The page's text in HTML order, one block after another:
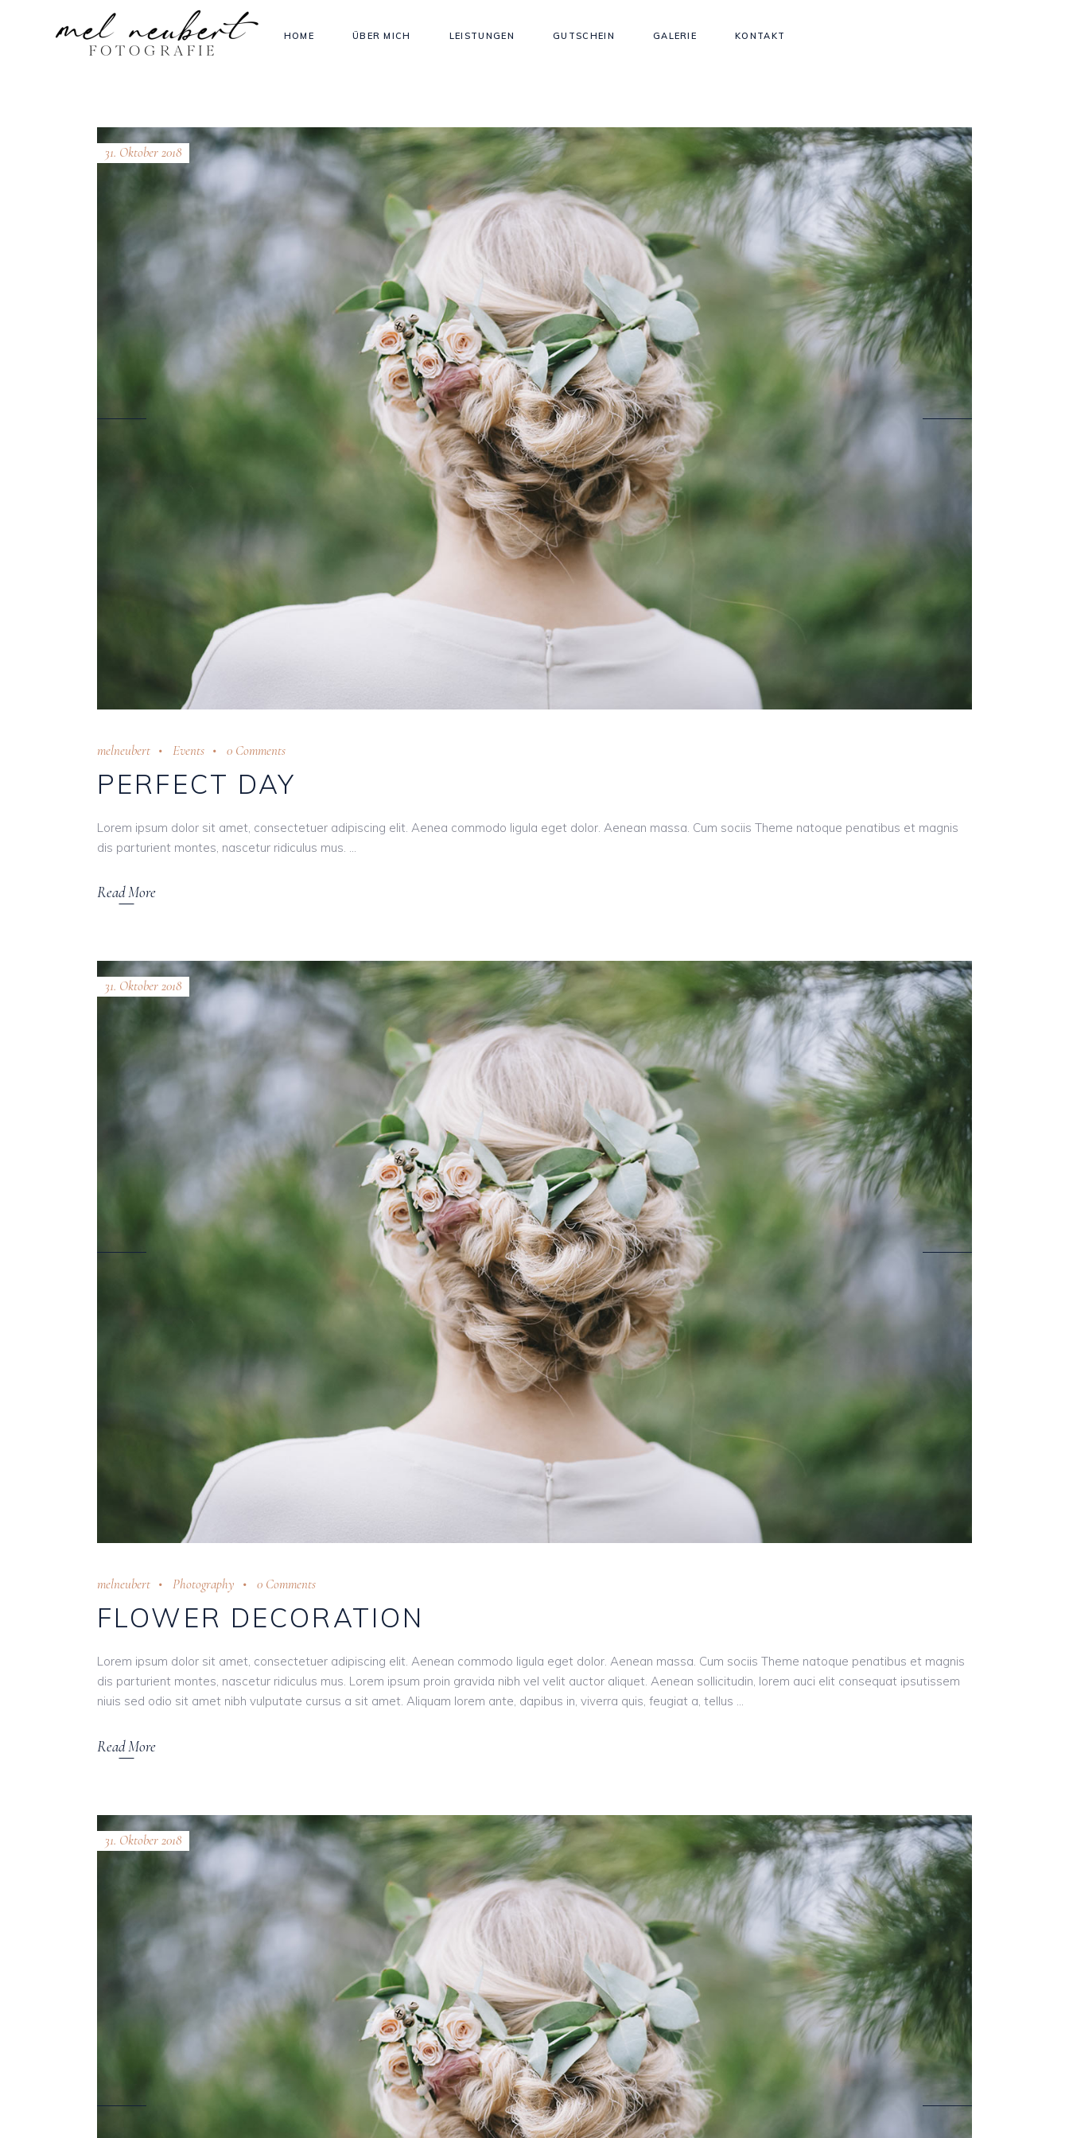
HOME ÜBER MICH LEISTUNGEN GUTSCHEIN GALERIE KONTAKT
31. Oktober 2018
melneubert Events 0 Comments
PERFECT DAY
Lorem ipsum dolor sit amet, consectetuer adipiscing elit. Aenea commodo ligula eget dolor. Aenean massa. Cum sociis Theme natoque penatibus et magnis
dis parturient montes, nascetur ridiculus mus.
Read More
31. Oktober 2018
melneubert Photography 0 Comments
FLOWER DECORATION
Lorem ipsum dolor sit amet, consectetuer adipiscing elit. Aenean commodo ligula eget dolor. Aenean massa. Cum sociis Theme natoque penatibus et magnis
dis parturient montes, nascetur ridiculus mus. Lorem ipsum proin gravida nibh vel velit auctor aliquet. Aenean sollicitudin, lorem auci elit consequat ipsutissem
niuis sed odio sit amet nibh vulputate cursus a sit amet. Aliquam lorem ante, dapibus in, viverra quis, feugiat a, tellus
Read More
31. Oktober 2018